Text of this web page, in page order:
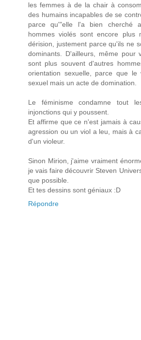
les femmes à de la chair à
des humains incapables de se
parce qu'"elle l'a bien cherché
hommes violés sont encore plus
dérision, justement parce qu'ils ne
dominants. D'ailleurs, même pour
sont plus souvent d'autres
orientation sexuelle, parce que
sexuel mais un acte de domination.
Le féminisme condamne tout
injonctions qui y poussent.
Et affirme que ce n'est jamais à
agression ou un viol a leu, mais à
d'un violeur.
Sinon Mirion, j'aime vraiment
je vais faire découvrir Steven
que possible.
Et tes dessins sont géniaux :D
Répondre